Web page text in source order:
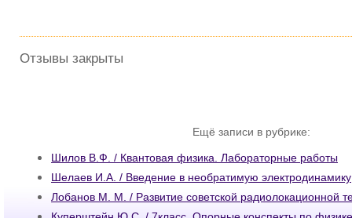
Отзывы закрыты
Ещё записи в рубрике:
Шилов В.Ф. / Квантовая физика. Лабораторные работы
Шелаев И.А. / Введение в необратимую электродинамику
Лобанов М. М. / Развитие советской радиолокационной